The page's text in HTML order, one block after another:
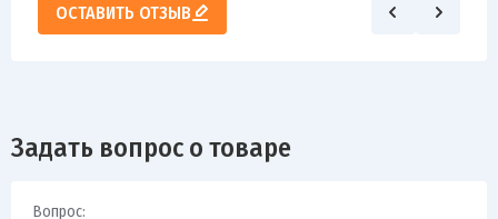
ОСТАВИТЬ ОТЗЫВ
Задать вопрос о товаре
Вопрос: